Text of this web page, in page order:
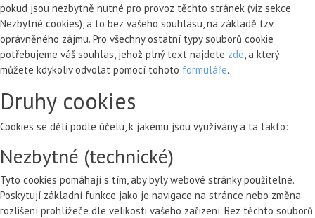
pokud jsou nezbytně nutné pro provoz těchto stránek (viz sekce
Nezbytné cookies), a to bez vašeho souhlasu, na základě tzv.
oprávněného zájmu. Pro všechny ostatní typy souborů cookie
potřebujeme váš souhlas, jehož plný text najdete zde , a který
můžete kdykoliv odvolat pomocí tohoto formuláře.
Druhy cookies
Cookies se dělí podle účelu, k jakému jsou využívány a ta takto:
Nezbytné (technické)
Tyto cookies pomáhají s tím, aby byly webové stránky použitelné.
Poskytují základní funkce jako je navigace na stránce nebo změna
rozlišení prohlížeče dle velikosti vašeho zařízení. Bez těchto souborů